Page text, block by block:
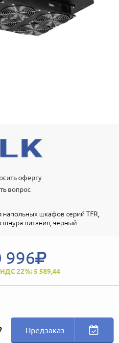
оферту
вопрос
напольных шкафов серий TFR,
шнура питания, черный
996
22%: 5 589,44
Предзаказ